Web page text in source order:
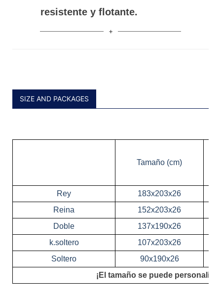
resistente y flotante.
SIZE AND PACKAGES
Tamaño (cm)
Rey
183x203x26
Reina
152x203x26
Doble
137x190x26
k.soltero
107x203x26
Soltero
90x190x26
¡El tamaño se puede